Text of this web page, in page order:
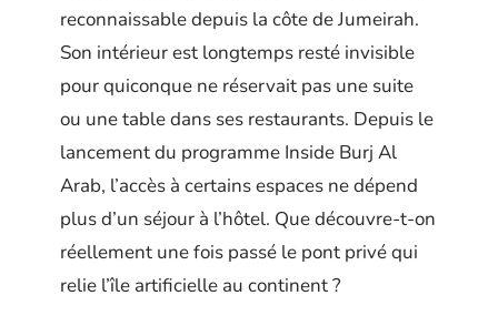
reconnaissable depuis la côte de Jumeirah.
Son intérieur est longtemps resté invisible
pour quiconque ne réservait pas une suite
ou une table dans ses restaurants. Depuis le
lancement du programme Inside Burj Al
Arab, l’accès à certains espaces ne dépend
plus d’un séjour à l’hôtel. Que découvre-t-on
réellement une fois passé le pont privé qui
relie l’île artificielle au continent ?